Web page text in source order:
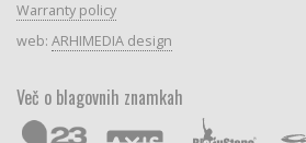
Warranty policy
web: ARHIMEDIA design
Več o blagovnih znamkah